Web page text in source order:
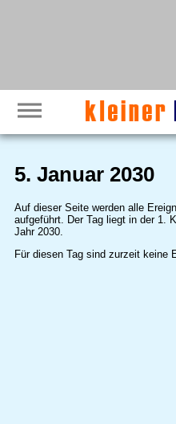
5. Januar 2030
Auf dieser Seite werden alle
aufgeführt. Der Tag liegt in der 1.
Jahr 2030.
Für diesen Tag sind zurzeit keine